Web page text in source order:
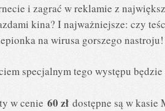
i zagrać w reklamie z
kina? I najważniejsze: czy
na wirusa gorszego nastroju!
specjalnym tego występu
w cenie 60 zł dostępne są w kasie